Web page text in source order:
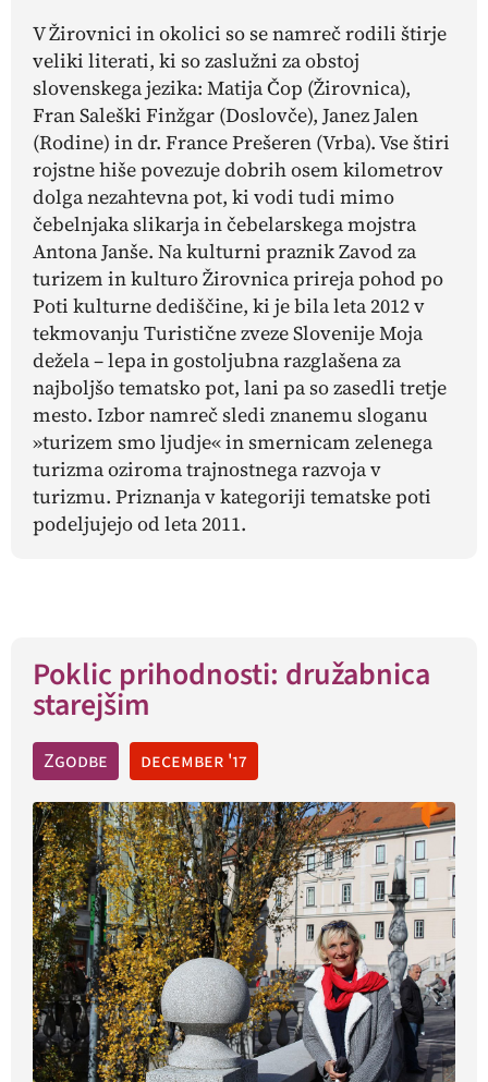
V Žirovnici in okolici so se namreč rodili štirje
veliki literati, ki so zaslužni za obstoj
slovenskega jezika: Matija Čop (Žirovnica),
Fran Saleški Finžgar (Doslovče), Janez Jalen
(Rodine) in dr. France Prešeren (Vrba). Vse štiri
rojstne hiše povezuje dobrih osem kilometrov
dolga nezahtevna pot, ki vodi tudi mimo
čebelnjaka slikarja in čebelarskega mojstra
Antona Janše. Na kulturni praznik Zavod za
turizem in kulturo Žirovnica prireja pohod po
Poti kulturne dediščine, ki je bila leta 2012 v
tekmovanju Turistične zveze Slovenije Moja
dežela – lepa in gostoljubna razglašena za
najboljšo tematsko pot, lani pa so zasedli tretje
mesto. Izbor namreč sledi znanemu sloganu
»turizem smo ljudje« in smernicam zelenega
turizma oziroma trajnostnega razvoja v
turizmu. Priznanja v kategoriji tematske poti
podeljujejo od leta 2011.
Poklic prihodnosti: družabnica
starejšim
Zgodbe december '17